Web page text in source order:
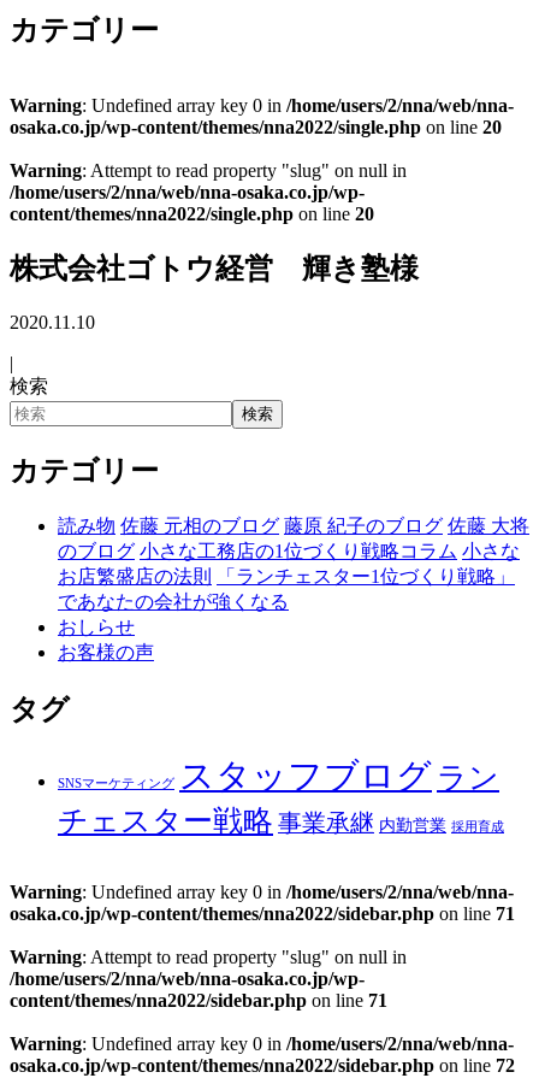
カテゴリー
Warning: Undefined array key 0 in /home/users/2/nna/web/nna-
osaka.co.jp/wp-content/themes/nna2022/single.php on line 20
Warning: Attempt to read property "slug" on null in
/home/users/2/nna/web/nna-osaka.co.jp/wp-
content/themes/nna2022/single.php on line 20
株式会社ゴトウ経営 輝き塾様
2020.11.10
|
検索
検索
カテゴリー
読み物 佐藤 元相のブログ 藤原 紀子のブログ 佐藤 大将
のブログ 小さな工務店の1位づくり戦略コラム 小さな
お店繁盛店の法則
「ランチェスター1位づくり戦略」
であなたの会社が強くなる
おしらせ
お客様の声
タグ
SNSマーケティング スタッフブログ ラン
チェスター戦略 事業承継 内勤営業 採用育成
Warning: Undefined array key 0 in /home/users/2/nna/web/nna-
osaka.co.jp/wp-content/themes/nna2022/sidebar.php on line 71
Warning: Attempt to read property "slug" on null in
/home/users/2/nna/web/nna-osaka.co.jp/wp-
content/themes/nna2022/sidebar.php on line 71
Warning: Undefined array key 0 in /home/users/2/nna/web/nna-
osaka.co.jp/wp-content/themes/nna2022/sidebar.php on line 72